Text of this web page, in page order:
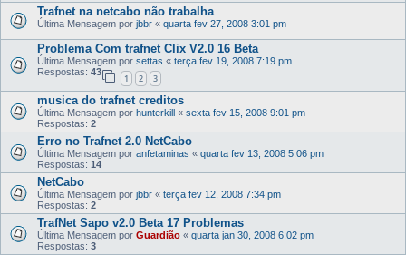
Trafnet na netcabo não trabalha
Última Mensagem por jbbr « quarta fev 27, 2008 3:01 pm
Problema Com trafnet Clix V2.0 16 Beta
Última Mensagem por settas « terça fev 19, 2008 7:19 pm
Respostas: 43
1 2 3
musica do trafnet creditos
Última Mensagem por hunterkill « sexta fev 15, 2008 9:01 pm
Respostas: 2
Erro no Trafnet 2.0 NetCabo
Última Mensagem por anfetaminas « quarta fev 13, 2008 5:06 pm
Respostas: 14
NetCabo
Última Mensagem por jbbr « terça fev 12, 2008 7:34 pm
Respostas: 2
TrafNet Sapo v2.0 Beta 17 Problemas
Última Mensagem por Guardião « quarta jan 30, 2008 6:02 pm
Respostas: 3